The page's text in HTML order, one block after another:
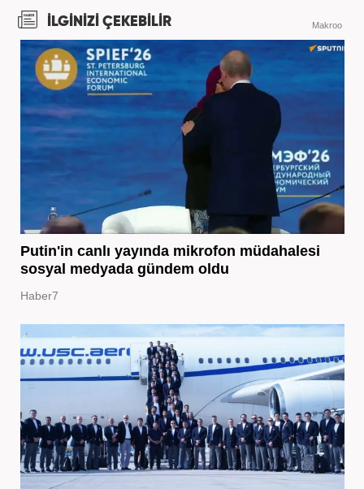
İLGİNİZİ ÇEKEBİLİR Makroo
Putin'in canlı yayında mikrofon müdahalesi
sosyal medyada gündem oldu
Haber7